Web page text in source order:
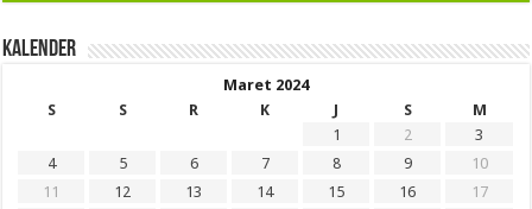
Kalender
Maret 2024
S
S R K J S
M
1
2
3
4
5 6 7 8 9
10
11
12 13 14 15 16
17